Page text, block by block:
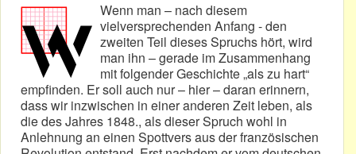
Wenn man – nach diesem
vielversprechenden Anfang - den
zweiten Teil dieses Spruchs hört, wird
man ihn – gerade im Zusammenhang
mit folgender Geschichte „als zu hart“
empfinden. Er soll auch nur – hier – daran erinnern,
dass wir inzwischen in einer anderen Zeit leben, als
die des Jahres 1848., als dieser Spruch wohl in
Anlehnung an einen Spottvers aus der französischen